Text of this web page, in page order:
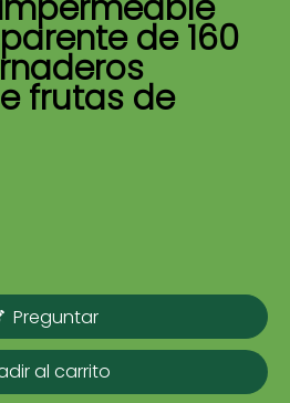
de 160
frutas de
Preguntar
al carrito